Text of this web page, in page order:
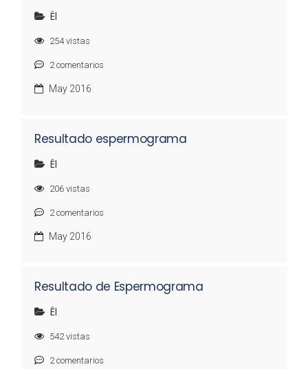
Él
254vistas
2comentarios
May 2016
Resultado espermograma
Él
206 vistas
2comentarios
May 2016
Resultado de Espermograma
Él
542vistas
2comentarios